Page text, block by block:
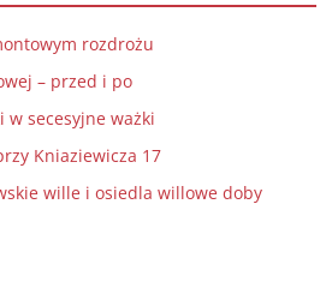
rozdrożu
– przed i po
w secesyjne ważki
Kniaziewicza 17
wille i osiedla willowe doby